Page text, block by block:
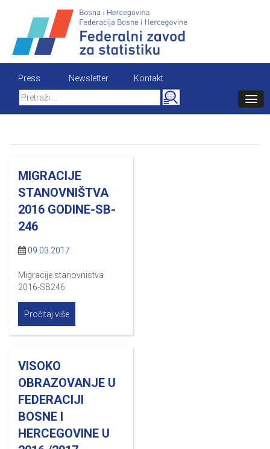
content
Press Newsletter
Kontakt
Search
for:
MIGRACIJE
STANOVNIŠTVA
2016 GODINE-SB-
246
09.03.2017
Migracije stanovnistva
2016-SB246
Pročitaj više
VISOKO
OBRAZOVANJE U
FEDERACIJI
BOSNE I
HERCEGOVINE U